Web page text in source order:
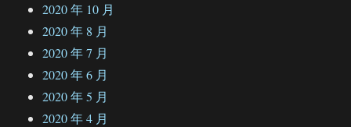
2020 年 10 月
2020 年 8 月
2020 年 7 月
2020 年 6 月
2020 年 5 月
2020 年 4 月